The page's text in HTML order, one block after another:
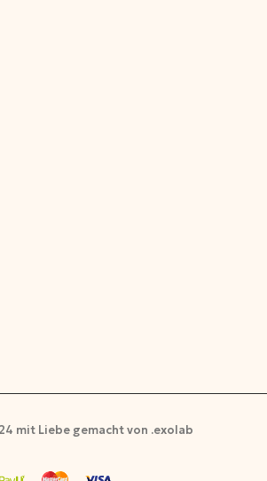
mit Liebe gemacht von .exolab